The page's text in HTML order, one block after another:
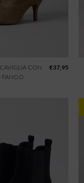
CON
FANGO
€37,95